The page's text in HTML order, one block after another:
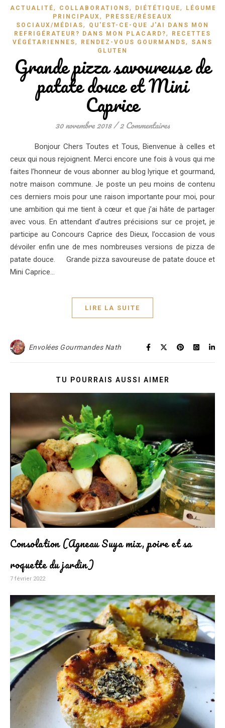
ACTUALITÉ, COLLABORATIONS, DIÉTÉTIQUE, LÉGUMES
PRINCIPAUX,
PRESSE/RÉSEAUX
SOCIAUX/MÉDIAS,
QU'EST-CE-QUE J'AI DANS MON
REFRIGÉRATEUR? DANS MON PLACARD?,
RECETTES
VÉGÉTARIENNES, RENDEZ-VOUS GOURMANDS,
SANS
GLUTEN
Grande pizza savoureuse de
patate douce et Mini
Caprice
30 novembre 2018/2 Commentaires
Bonjour Chers Toutes et Tous, Bienvenue à celles et
ceux qui nous rejoignent. Merci encore une fois à vous qui me
faites l’honneur de vous abonner au blog lyrique et gourmand,
notre maison commune. Je poste un peu moins de contenu
ces derniers mois pour une raison importante pour moi, pour
une ambition qui me tient à cœur et que j’ai hâte de partager
avec vous. En attendant d’autres précisions sur ce projet, je
participe au Concours Caprice des Dieux, l’occasion de vous
dévoiler enfin une de mes nombreuses versions de pizza de
patate douce. Grande pizza savoureuse de patate douce et
Mini Caprice…
LIRE LA SUITE
Envolées Gourmandes Nath
TU POURRAIS AUSSI AIMER
Consolation (Agneau Suya mix, poire et sa
roquette du jardin)
7 février 2022